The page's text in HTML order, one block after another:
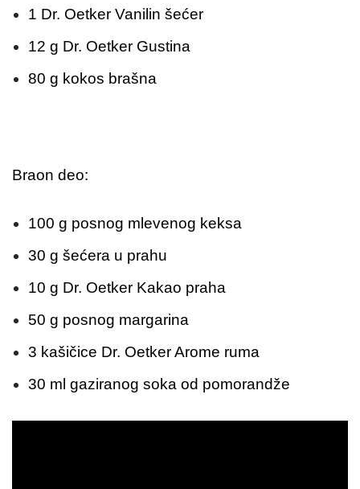
1 Dr. Oetker Vanilin šećer
12 g Dr. Oetker Gustina
80 g kokos brašna
Braon deo:
100 g posnog mlevenog keksa
30 g šećera u prahu
10 g Dr. Oetker Kakao praha
50 g posnog margarina
3 kašičice Dr. Oetker Arome ruma
30 ml gaziranog soka od pomorandže